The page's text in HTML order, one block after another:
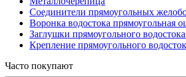
Соединители прямоугольных
Воронка водостока прямоугольная
Заглушки прямоугольного
Крепление прямоугольного
Часто покупают